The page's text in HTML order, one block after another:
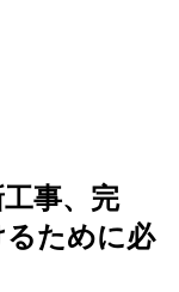
事、完
ために必